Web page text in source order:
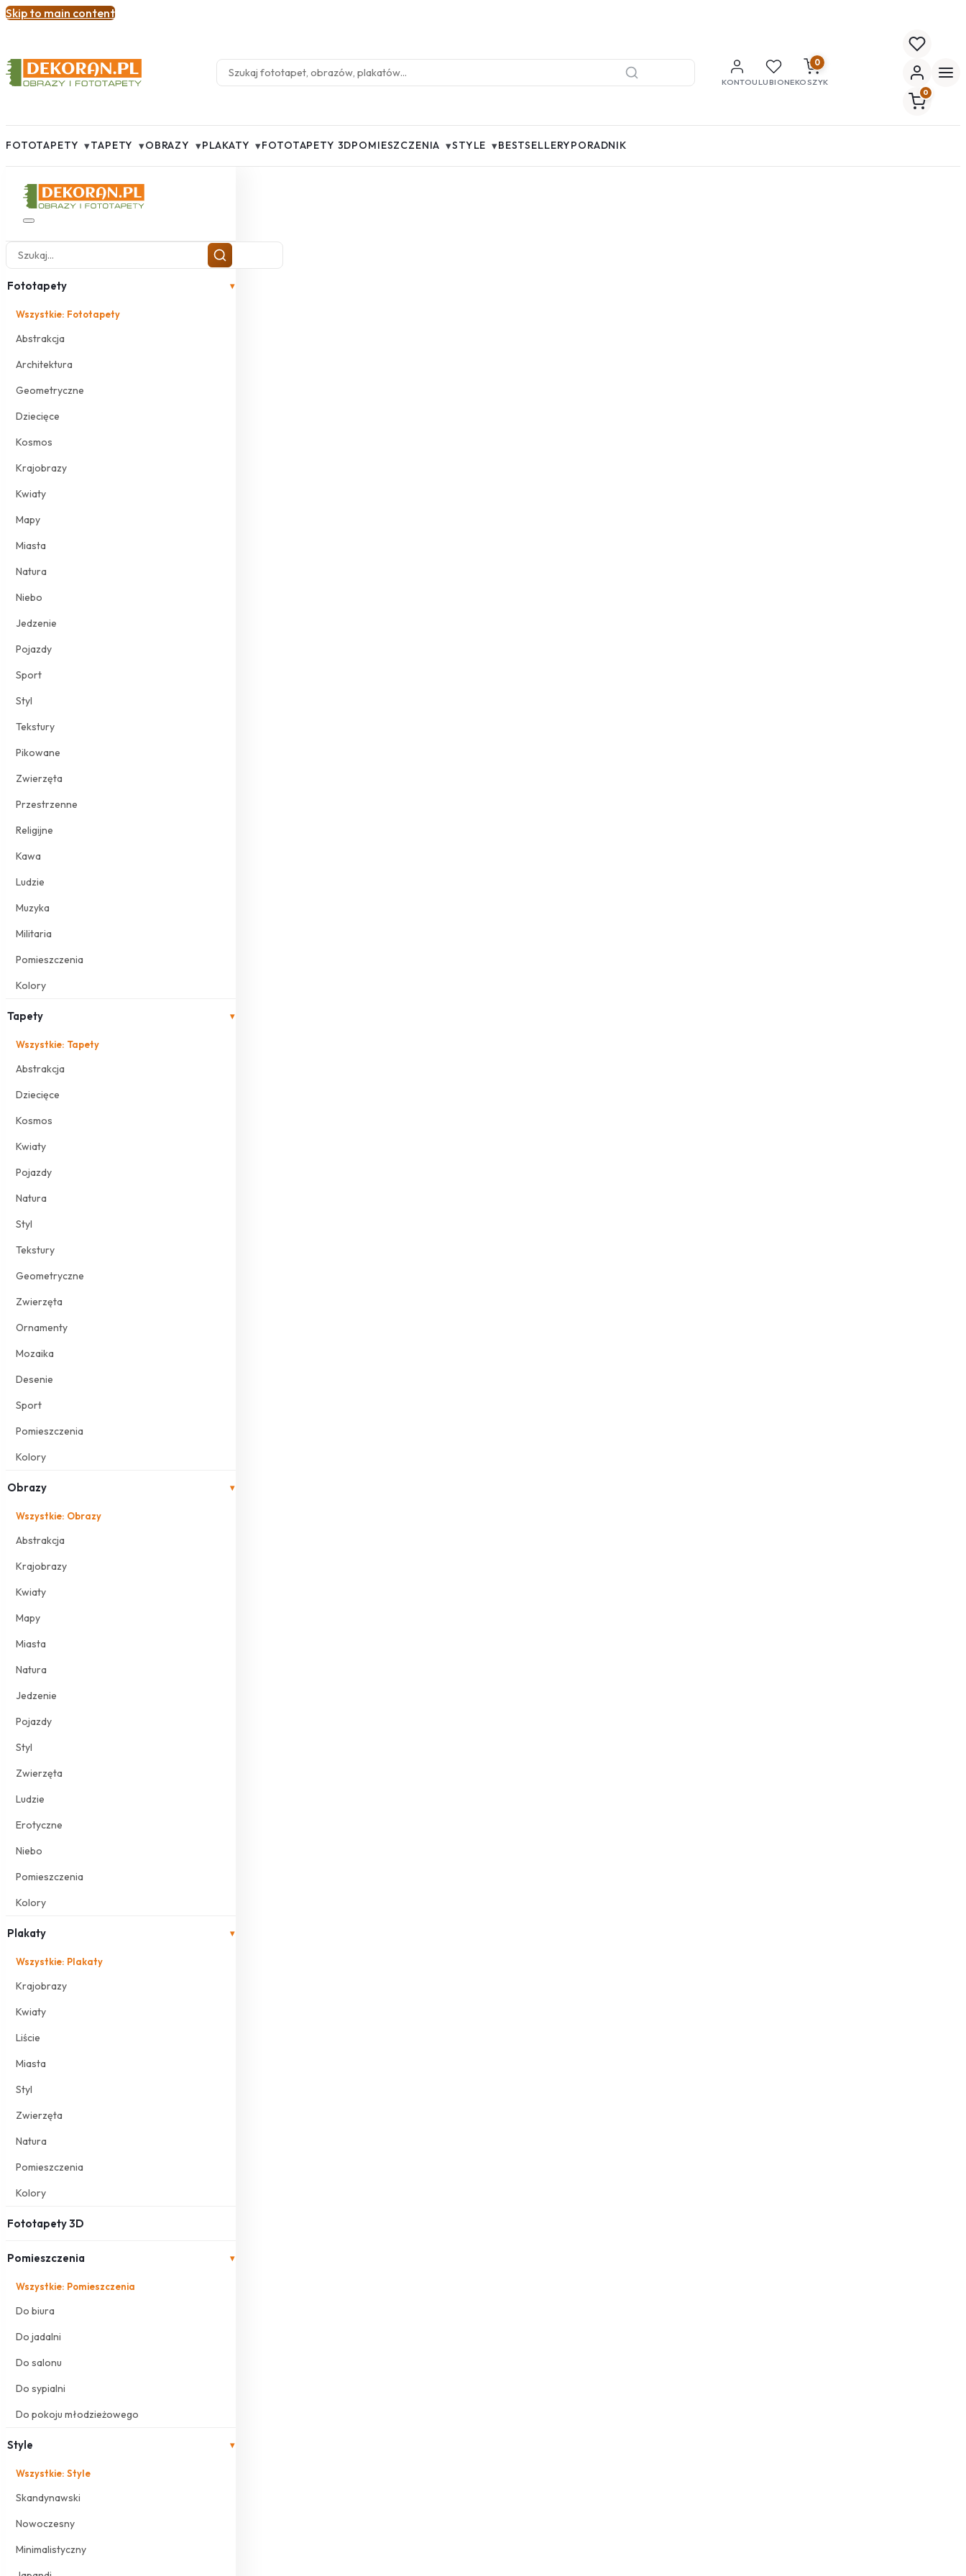
Skip to main content
KONTOULUBIONE
0
KOSZYK
0
FOTOTAPETY ▾TAPETY ▾OBRAZY ▾PLAKATY ▾FOTOTAPETY 3DPOMIESZCZENIA ▾STYLE ▾BESTSELLERYPORADNIK
Fototapety ▾
Wszystkie: Fototapety
Abstrakcja
Architektura
Geometryczne
Dziecięce
Kosmos
Krajobrazy
Kwiaty
Mapy
Miasta
Natura
Niebo
Jedzenie
Pojazdy
Sport
Styl
Tekstury
Pikowane
Zwierzęta
Przestrzenne
Religijne
Kawa
Ludzie
Muzyka
Militaria
Pomieszczenia
Kolory
Tapety ▾
Wszystkie: Tapety
Abstrakcja
Dziecięce
Kosmos
Kwiaty
Pojazdy
Natura
Styl
Tekstury
Geometryczne
Zwierzęta
Ornamenty
Mozaika
Desenie
Sport
Pomieszczenia
Kolory
Obrazy ▾
Wszystkie: Obrazy
Abstrakcja
Krajobrazy
Kwiaty
Mapy
Miasta
Natura
Jedzenie
Pojazdy
Styl
Zwierzęta
Ludzie
Erotyczne
Niebo
Pomieszczenia
Kolory
Plakaty ▾
Wszystkie: Plakaty
Krajobrazy
Kwiaty
Liście
Miasta
Styl
Zwierzęta
Natura
Pomieszczenia
Kolory
Fototapety 3D
Pomieszczenia ▾
Wszystkie: Pomieszczenia
Do biura
Do jadalni
Do salonu
Do sypialni
Do pokoju młodzieżowego
Style ▾
Wszystkie: Style
Skandynawski
Nowoczesny
Minimalistyczny